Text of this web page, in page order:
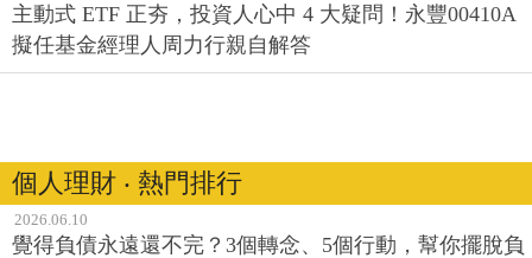
主動式 ETF 正夯，投資人心中 4 大疑問！永豐00410A
擬任基金經理人周力行親自解答
個人理財 ‧ 熱門排行
2026.06.10
覺得負債永遠還不完？3個轉念、5個行動，幫你擺脫負